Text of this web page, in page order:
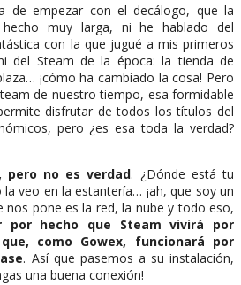
de empezar con el decálogo, que la
muy larga, ni he hablado del
con la que jugué a mis primeros
del Steam de la época: la tienda de
¡cómo ha cambiado la cosa! Pero
de nuestro tiempo, esa formidable
disfrutar de todos los títulos del
pero ¿es esa toda la verdad?
pero no es verdad. ¿Dónde está tu
veo en la estantería… ¡ah, que soy un
nos pone es la red, la nube y todo eso,
por hecho que Steam vivirá por
como Gowex, funcionará por
. Así que pasemos a su instalación,
una buena conexión!